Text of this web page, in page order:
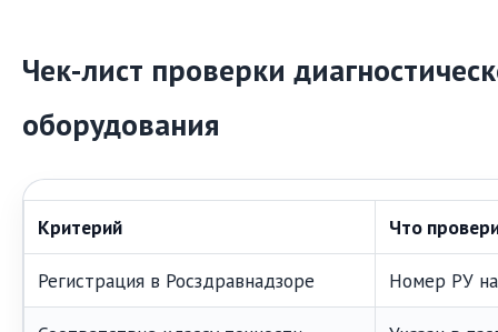
Чек-лист проверки
оборудования
Критерий Что
Регистрация в Росздравнадзоре Номер РУ